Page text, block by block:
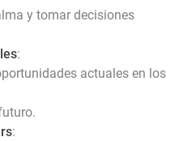
y tomar decisiones
:
actuales en los
: